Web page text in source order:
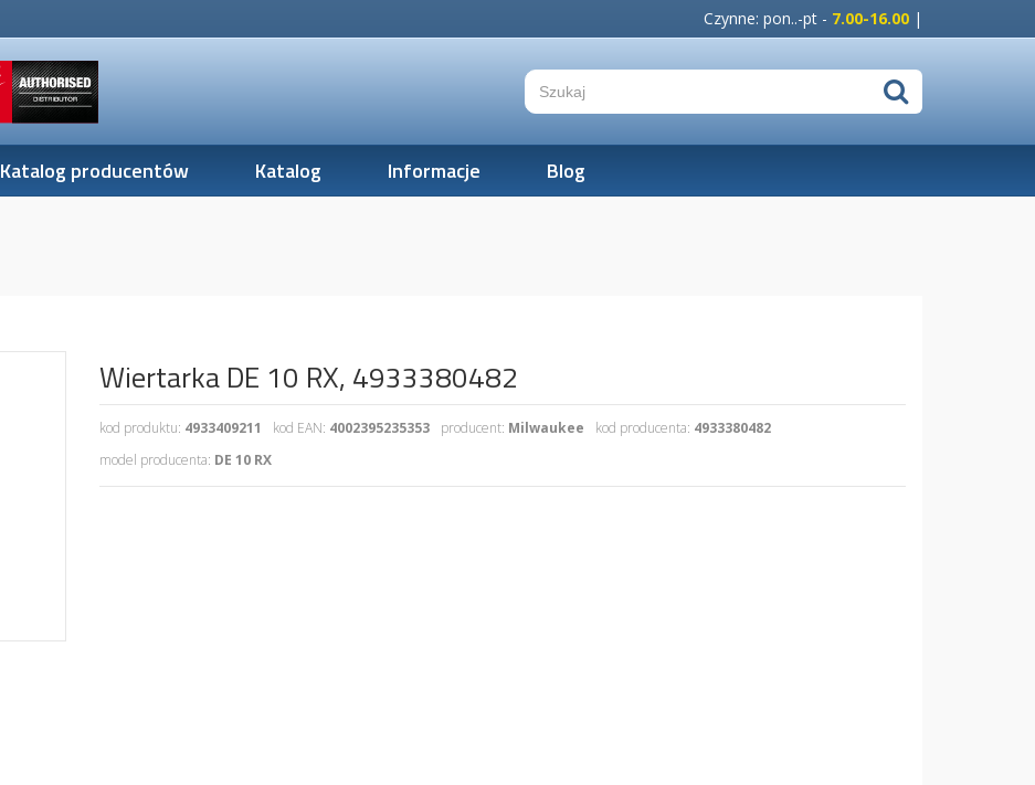
Czynne: pon..-pt - 7.00-16.00 |
Katalog producentów Katalog Informacje Blog
Wiertarka DE 10 RX, 4933380482
kod produktu: 4933409211 kod EAN: 4002395235353 producent: Milwaukee kod producenta: 4933380482
model producenta: DE 10 RX